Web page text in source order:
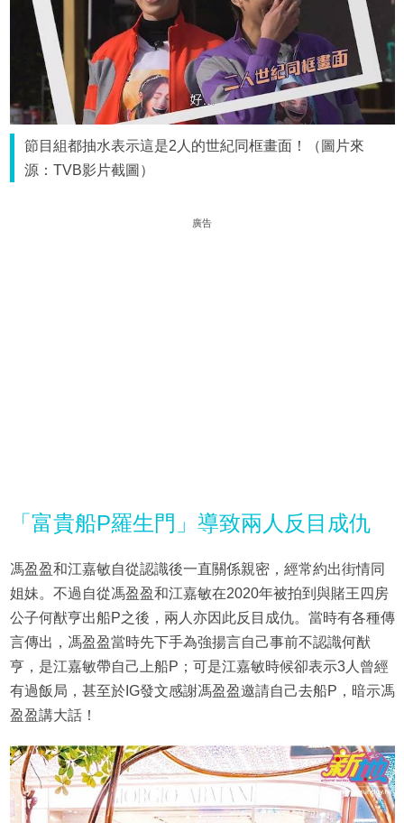
節目組都抽水表示這是2人的世紀同框畫面！（圖片來
源：TVB影片截圖）
廣告
「富貴船P羅生門」導致兩人反目成仇
馮盈盈和江嘉敏自從認識後一直關係親密，經常約出街情同
姐妹。不過自從馮盈盈和江嘉敏在2020年被拍到與賭王四房
公子何猷亨出船P之後，兩人亦因此反目成仇。當時有各種傳
言傳出，馮盈盈當時先下手為強揚言自己事前不認識何猷
亨，是江嘉敏帶自己上船P；可是江嘉敏時候卻表示3人曾經
有過飯局，甚至於IG發文感謝馮盈盈邀請自己去船P，暗示馮
盈盈講大話！